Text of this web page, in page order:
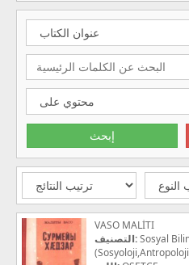
VASO MALİTI
التصنيف:Sosyal